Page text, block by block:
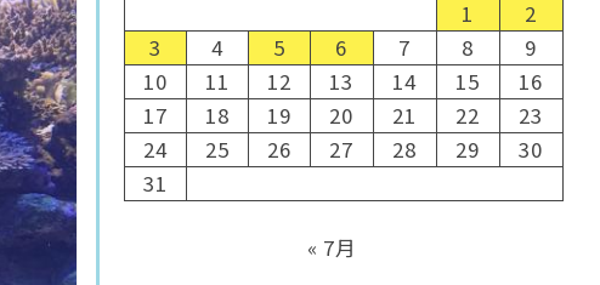
1
2
3
4 5 6 7 8
9
10
11 12 13 14 15
16
17
18 19 20 21 22
23
24
25 26 27 28 29
30
31
« 7月